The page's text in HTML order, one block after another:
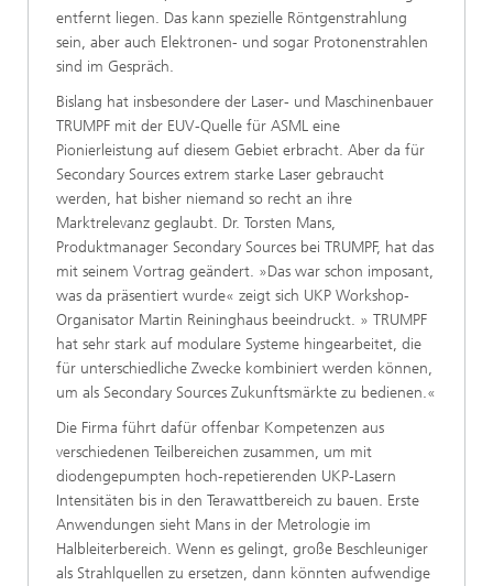
entfernt liegen. Das kann spezielle Röntgenstrahlung
sein, aber auch Elektronen- und sogar Protonenstrahlen
sind im Gespräch.
Bislang hat insbesondere der Laser- und Maschinenbauer
TRUMPF mit der EUV-Quelle für ASML eine
Pionierleistung auf diesem Gebiet erbracht. Aber da für
Secondary Sources extrem starke Laser gebraucht
werden, hat bisher niemand so recht an ihre
Marktrelevanz geglaubt. Dr. Torsten Mans,
Produktmanager Secondary Sources bei TRUMPF, hat das
mit seinem Vortrag geändert. »Das war schon imposant,
was da präsentiert wurde« zeigt sich UKP Workshop-
Organisator Martin Reininghaus beeindruckt. » TRUMPF
hat sehr stark auf modulare Systeme hingearbeitet, die
für unterschiedliche Zwecke kombiniert werden können,
um als Secondary Sources Zukunftsmärkte zu bedienen.«
Die Firma führt dafür offenbar Kompetenzen aus
verschiedenen Teilbereichen zusammen, um mit
diodengepumpten hoch-repetierenden UKP-Lasern
Intensitäten bis in den Terawattbereich zu bauen. Erste
Anwendungen sieht Mans in der Metrologie im
Halbleiterbereich. Wenn es gelingt, große Beschleuniger
als Strahlquellen zu ersetzen, dann könnten aufwendige